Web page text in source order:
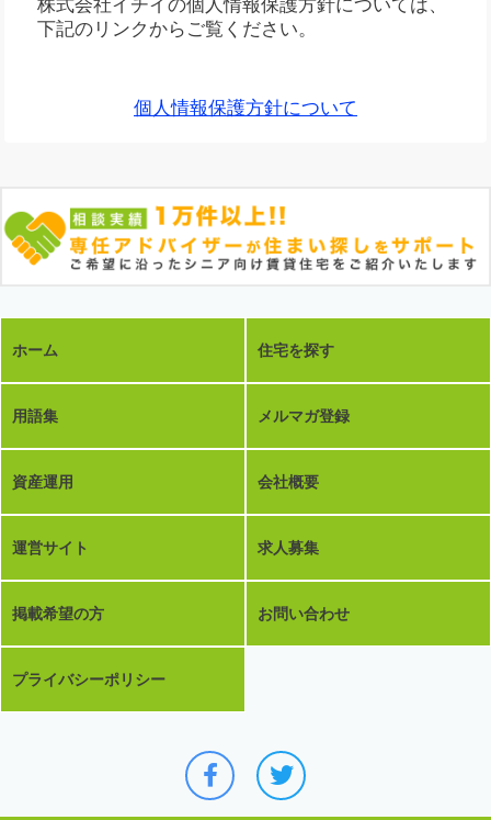
株式会社イチイの個人情報保護方針については、
下記のリンクからご覧ください。
個人情報保護方針について
ホーム 住宅を探す
用語集 メルマガ登録
資産運用 会社概要
運営サイト 求人募集
掲載希望の方 お問い合わせ
プライバシーポリシー